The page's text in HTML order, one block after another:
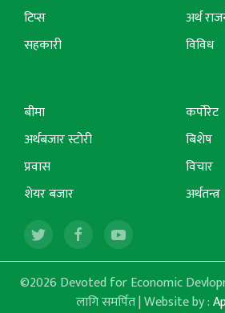
टिप्स
सहकारी
अर्थ
विविध
बीमा
अर्थबजार स्टोरी
प्रवास
शेयर बजार
कर्पोरेट
बिशेष
विचार
अर्थतन्त्र
©2026 Devoted for Economic
लागि समर्पित | Website by :